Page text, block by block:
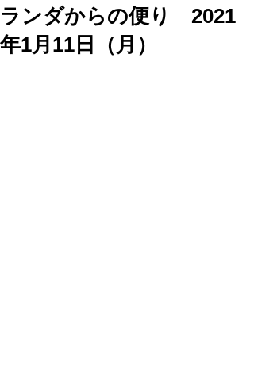
ランダからの便り 2021
年1月11日（月）